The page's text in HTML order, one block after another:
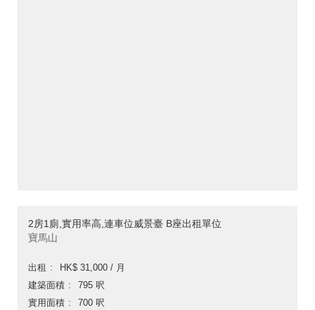
2房1廁,實用率高,連車位威景臺 B座出租單位
寶馬山
出租
HK$ 31,000 / 月
建築面積
795 呎
實用面積
700 呎